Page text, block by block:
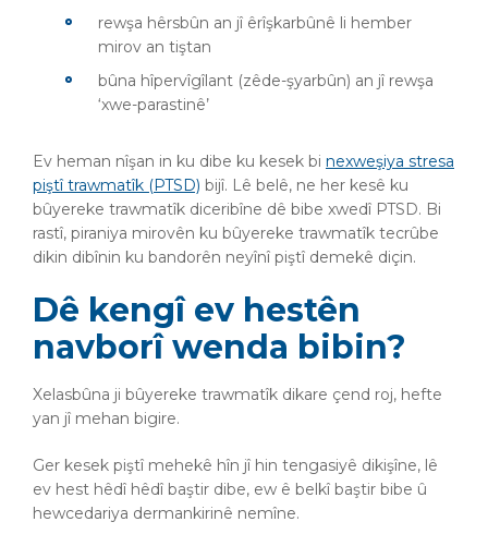
rewşa hêrsbûn an jî êrîşkarbûnê li hember
mirov an tiştan
bûna hîpervîgîlant (zêde-şyarbûn) an jî rewşa
‘xwe-parastinê’
Ev heman nîşan in ku dibe ku kesek bi nexweşiya stresa
piştî trawmatîk (PTSD) bijî. Lê belê, ne her kesê ku
bûyereke trawmatîk diceribîne dê bibe xwedî PTSD. Bi
rastî, piraniya mirovên ku bûyereke trawmatîk tecrûbe
dikin dibînin ku bandorên neyînî piştî demekê diçin.
Dê kengî ev hestên
navborî wenda bibin?
Xelasbûna ji bûyereke trawmatîk dikare çend roj, hefte
yan jî mehan bigire.
Ger kesek piştî mehekê hîn jî hin tengasiyê dikişîne, lê
ev hest hêdî hêdî baştir dibe, ew ê belkî baştir bibe û
hewcedariya dermankirinê nemîne.